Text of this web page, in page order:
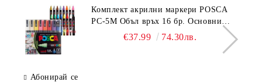
Комплeкт акрилни маркери POSCA
PC-5M Объл връх 16 бр. Основни
€37.99 74.30лв.
Абонирай се